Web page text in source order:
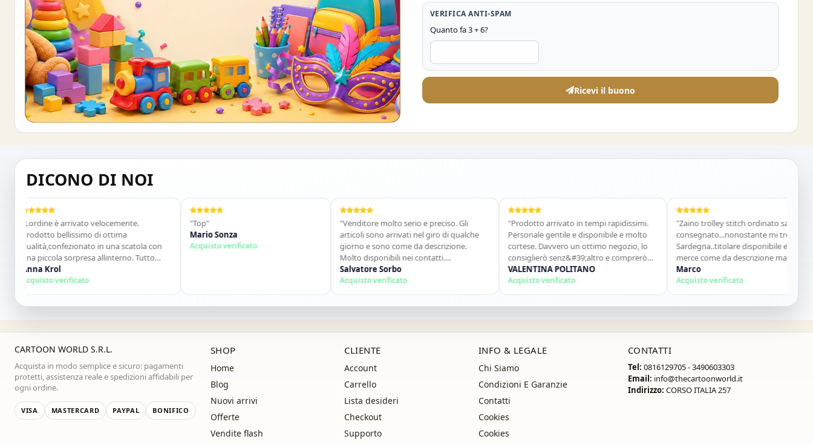
ISCRIVITI E OTTIENI SUBITO UNO SCONTO DEL 10%
VERIFICA ANTI-SPAM
Quanto fa 3 + 6?
Ricevi il buono
DICONO DI NOI
è arrivato velocemente.
bellissimo di ottima
in una scatola con
piccola sorpresa allinterno. Tutto
Lo consiglio vivamente. Grazie
prossima!"
Krol
verificato
Mario Sonza
Acquisto verificato
"Venditore molto serio e preciso. Gli
articoli sono arrivati nel giro di qualche
giorno e sono come da descrizione.
Molto disponibili nei contatti.
Consigliato."
Salvatore Sorbo
Acquisto verificato
"Prodotto arrivato in tempi rapidissimi.
Personale gentile e disponibile e molto
cortese. Davvero un ottimo negozio, lo
consiglierò senz&#39;altro e comprerò
ancora!"
VALENTINA POLITANO
Acquisto verificato
"Zaino trolley stitch ordinato sabato e già
consegnato...nonostante mi trovo in
Sardegna..titolare disponibile e gentile
merce come da descrizione materiale
ottimo...sito super consigliato"
Acquisto verificato
CARTOON WORLD S.R.L.
Acquista in modo semplice e sicuro: pagamenti
protetti, assistenza reale e spedizioni affidabili per
ogni ordine.
VISA MASTERCARD PAYPAL BONIFICO
SHOP
Home
Blog
Nuovi arrivi
Offerte
Vendite flash
CLIENTE
Account
Carrello
Lista desideri
Checkout
Supporto
INFO & LEGALE
Chi Siamo
Condizioni E Garanzie
Contatti
Cookies
Cookies
CONTATTI
Tel: 0816129705 - 3490603303
Email: info@thecartoonworld.it
Indirizzo: CORSO ITALIA 257